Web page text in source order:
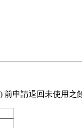
申請退回未使用